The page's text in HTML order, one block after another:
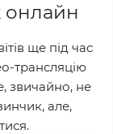
онлайн
ще під час
трансляцію
звичайно, не
але,